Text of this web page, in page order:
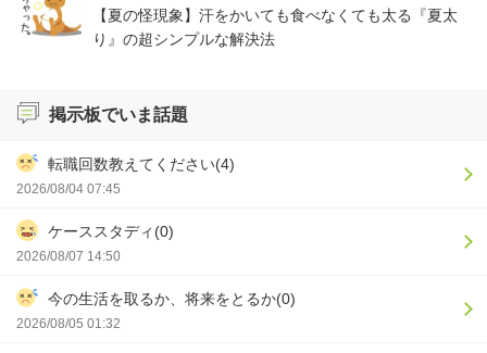
【夏の怪現象】汗をかいても食べなくても太る『夏太
り』の超シンプルな解決法
掲示板でいま話題
転職回数教えてください(4)
2026/08/04 07:45
ケーススタディ(0)
2026/08/07 14:50
今の生活を取るか、将来をとるか(0)
2026/08/05 01:32